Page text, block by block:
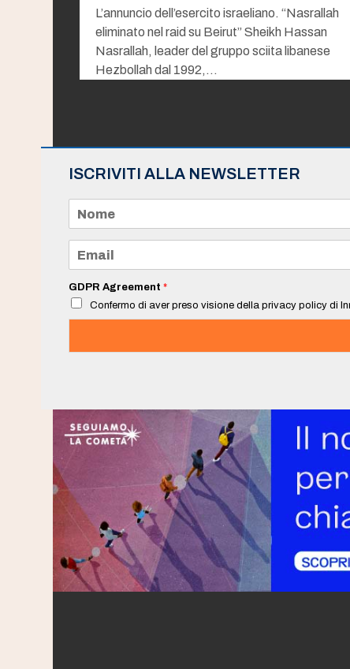
L’annuncio dell’esercito israeliano. “Nasrallah
eliminato nel raid su Beirut” Sheikh Hassan
Nasrallah, leader del gruppo sciita libanese
Hezbollah dal 1992,…
ISCRIVITI ALLA NEWSLETTER
m
e
a
i
*
GDPR Agreement *
Confermo di aver preso visione della privacy policy di